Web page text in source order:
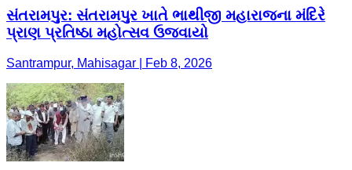
સંતરામપુર: સંતરામપુર ખાતે ભાથીજી મહારાજના મંદિરે
પ્રાણ પ્રતિષ્ઠા મહોત્સવ ઉજવાયો
Santrampur, Mahisagar | Feb 8, 2026